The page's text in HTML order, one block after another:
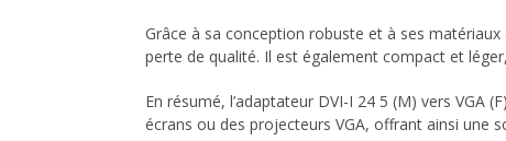
Grâce à sa conception robuste et à ses
perte de qualité. Il est également compact et
En résumé, l’adaptateur DVI-I 24 5 (M) vers VGA
écrans ou des projecteurs VGA, offrant ainsi une